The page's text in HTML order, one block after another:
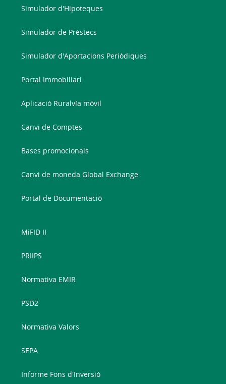
Simulador d'Hipoteques
Simulador de Préstecs
Simulador d'Aportacions Periòdiques
Portal Immobiliari
Aplicació Ruralvía móvil
Canvi de Comptes
Bases promocionals
Canvi de moneda Global Exchange
Portal de Documentació
MiFID II
PRIIPS
Normativa EMIR
PSD2
Normativa Valors
SEPA
Informe Fons d'Inversió